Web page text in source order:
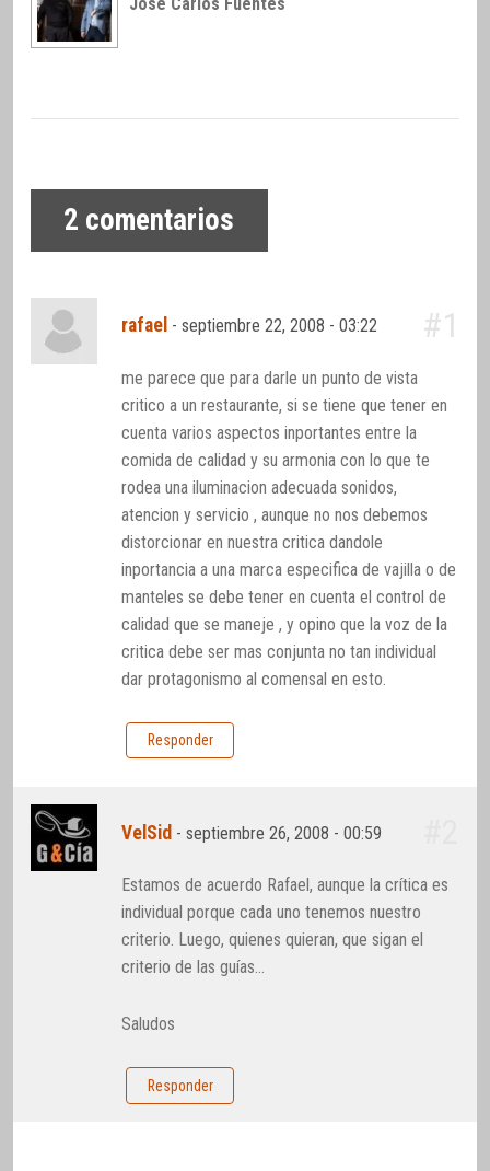
2 comentarios
rafael -septiembre 22, 2008 - 03:22 #1
me parece que para darle un punto de vista
critico a un restaurante, si se tiene que tener en
cuenta varios aspectos inportantes entre la
comida de calidad y su armonia con lo que te
rodea una iluminacion adecuada sonidos,
atencion y servicio , aunque no nos debemos
distorcionar en nuestra critica dandole
inportancia a una marca especifica de vajilla o de
manteles se debe tener en cuenta el control de
calidad que se maneje , y opino que la voz de la
critica debe ser mas conjunta no tan individual
dar protagonismo al comensal en esto.
Responder
VelSid -septiembre 26, 2008 - 00:59
Estamos de acuerdo Rafael, aunque la crítica es
individual porque cada uno tenemos nuestro
criterio. Luego, quienes quieran, que sigan el
criterio de las guías…
Saludos
Responder